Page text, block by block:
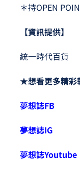
＊持OPEN
【資訊提供】
統一時代百貨
★想看更多精彩
夢想誌FB
夢想誌IG
夢想誌Youtube